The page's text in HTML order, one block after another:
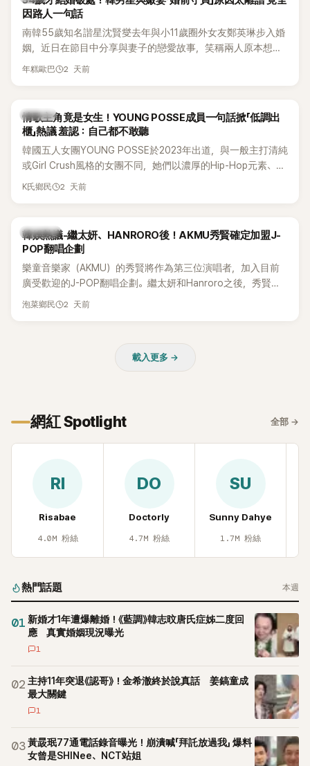
因路人一句話
南韓55歲知名諧星沈賢燮去年與小11歲圈外女友鄭英琳步入婚
姻，近日在節目中分享與妻子的戀愛故事，笑稱兩人原本想享
受兩人世界，沒想到站在飯店門口時竟被路人認出，還一路替
年糕歐巴 2 天前
K-POP
情歌主角竟是女生！YOUNG POSSE成員一句話掀「低調出
櫃」熱議 羞認：自己都不敢聽
韓國五人女團YOUNG POSSE於2023年出道，與一般主打清純
或Girl Crush風格的女團不同，她們以濃厚的Hip-Hop元素、自
創Rap及成員親自參與創作為特色，MV也融入美式街頭、塗
為第五代女團中極具辨識度的新生代代表之一。
K氏鄉民 2 天前
熱議討論
韓娛熱議-繼太妍、HANRORO後！AKMU秀賢確定加盟J-
POP翻唱企劃
樂童音樂家（AKMU）的秀賢將作為第三位演唱者，加入目前
廣受歡迎的J-POP翻唱企劃。繼太妍和Hanroro之後，秀賢已
獲選為第三首翻唱歌曲的主唱，並於近期完成錄音。
泡菜鄉民 2 天前
載入更多 →
網紅 Spotlight 全部 →
RI
Risabae
4.0M 粉絲
DO
Doctorly
4.7M 粉絲
SU
Sunny Dahye
1.7M 粉絲
熱門話題 本週
01 新婚才1年遭爆離婚！《藍調》韓志旼唐氏症姊二度回
應 真實婚姻現況曝光
1
02 主持11年突退《認哥》！金希澈終於說真話 姜鎬童成
最大關鍵
1
03黃晸珉77通電話錄音曝光！崩潰喊「拜託放過我」 爆料
女曾是SHINee、NCT站姐